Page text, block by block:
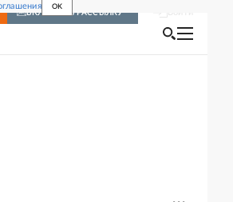
OK
ВКЛЮЧИТЬ РАССЫЛКУ